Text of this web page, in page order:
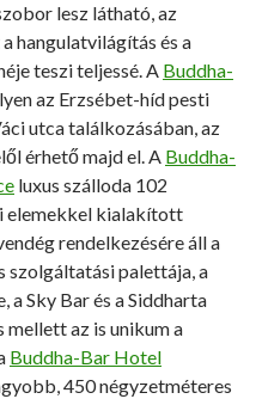
lesz látható, az
hangulatvilágítás és a
teszi teljessé. A Buddha-
az Erzsébet-híd pesti
utca találkozásában, az
érhető majd el. A Buddha-
luxus szálloda 102
elemekkel kialakított
rendelkezésére áll a
szolgáltatási palettája, a
a Sky Bar és a Siddharta
mellett az is unikum a
Buddha-Bar Hotel
450 négyzetméteres